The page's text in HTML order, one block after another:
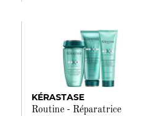
KÉRASTASE
Routine - Réparatrice